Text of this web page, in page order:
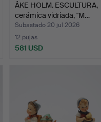
ÅKE HOLM. ESCULTURA,
cerámica vidriada, "M…
Subastado 20 jul 2026
12 pujas
581 USD